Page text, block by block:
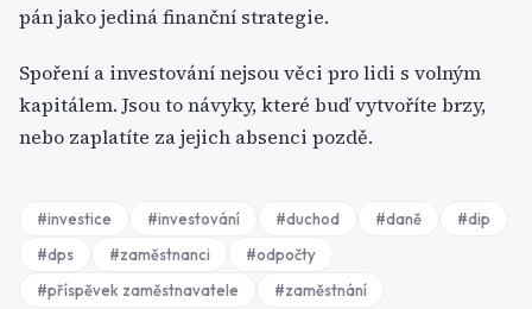
pán jako jediná finanční strategie.
Spoření a investování nejsou věci pro lidi s volným
kapitálem. Jsou to návyky, které buď vytvoříte brzy,
nebo zaplatíte za jejich absenci pozdě.
#investice #investování #duchod #daně #dip
#dps #zaměstnanci #odpočty
#příspěvek zaměstnavatele #zaměstnání